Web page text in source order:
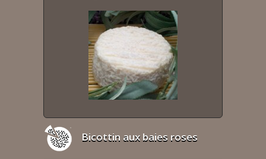
Bicottin aux baies roses